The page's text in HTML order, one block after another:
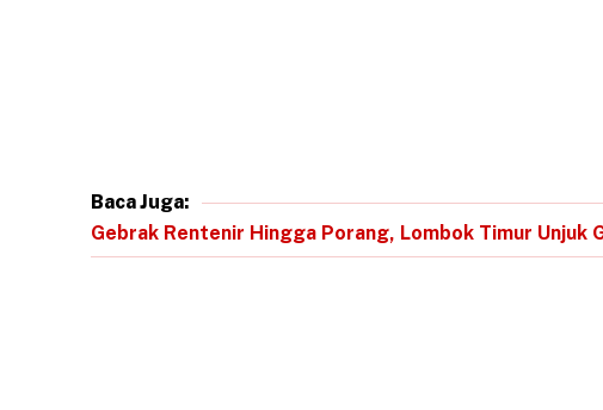
Baca Juga:
Gebrak Rentenir Hingga Porang, Lombok Timur Unjuk